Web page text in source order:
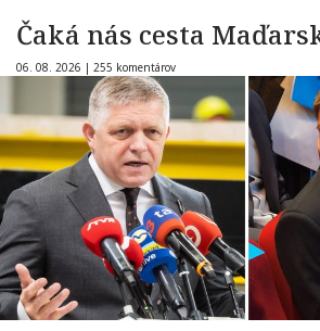
Čaká nás cesta
06. 08. 2026 | 255 komentárov